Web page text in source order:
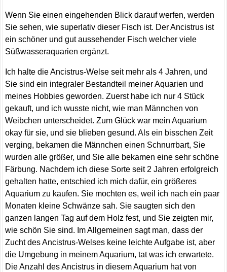
Wenn Sie einen eingehenden Blick darauf werfen, werden
Sie sehen, wie superlativ dieser Fisch ist. Der Ancistrus ist
ein schöner und gut aussehender Fisch welcher viele
Süßwasseraquarien ergänzt.
Ich halte die Ancistrus-Welse seit mehr als 4 Jahren, und
Sie sind ein integraler Bestandteil meiner Aquarien und
meines Hobbies geworden. Zuerst habe ich nur 4 Stück
gekauft, und ich wusste nicht, wie man Männchen von
Weibchen unterscheidet. Zum Glück war mein Aquarium
okay für sie, und sie blieben gesund. Als ein bisschen Zeit
verging, bekamen die Männchen einen Schnurrbart, Sie
wurden alle größer, und Sie alle bekamen eine sehr schöne
Färbung. Nachdem ich diese Sorte seit 2 Jahren erfolgreich
gehalten hatte, entschied ich mich dafür, ein größeres
Aquarium zu kaufen. Sie mochten es, weil ich nach ein paar
Monaten kleine Schwänze sah. Sie saugten sich den
ganzen langen Tag auf dem Holz fest, und Sie zeigten mir,
wie schön Sie sind. Im Allgemeinen sagt man, dass der
Zucht des Ancistrus-Welses keine leichte Aufgabe ist, aber
die Umgebung in meinem Aquarium, tat was ich erwartete.
Die Anzahl des Ancistrus in diesem Aquarium hat von